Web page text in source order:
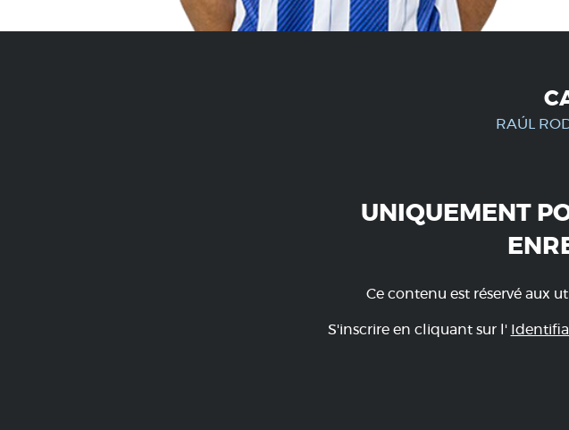
RAÚL
UNIQUEMENT
Ce contenu est réservé aux
S'inscrire en cliquant sur l'